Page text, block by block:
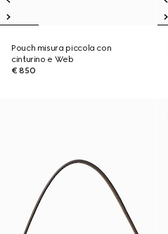
Pouch misura piccola con
cinturino e Web
€ 850